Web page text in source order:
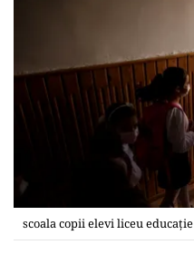
scoala copii elevi liceu educație